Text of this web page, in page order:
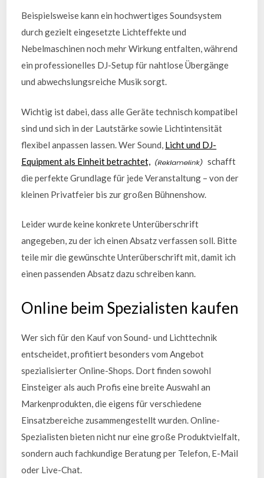
Beispielsweise kann ein hochwertiges Soundsystem
durch gezielt eingesetzte Lichteffekte und
Nebelmaschinen noch mehr Wirkung entfalten, während
ein professionelles DJ-Setup für nahtlose Übergänge
und abwechslungsreiche Musik sorgt.
Wichtig ist dabei, dass alle Geräte technisch kompatibel
sind und sich in der Lautstärke sowie Lichtintensität
flexibel anpassen lassen. Wer Sound, Licht und DJ-
Equipment als Einheit betrachtet,
schafft
die perfekte Grundlage für jede Veranstaltung – von der
kleinen Privatfeier bis zur großen Bühnenshow.
Leider wurde keine konkrete Unterüberschrift
angegeben, zu der ich einen Absatz verfassen soll. Bitte
teile mir die gewünschte Unterüberschrift mit, damit ich
einen passenden Absatz dazu schreiben kann.
Online beim Spezialisten kaufen
Wer sich für den Kauf von Sound- und Lichttechnik
entscheidet, profitiert besonders vom Angebot
spezialisierter Online-Shops. Dort finden sowohl
Einsteiger als auch Profis eine breite Auswahl an
Markenprodukten, die eigens für verschiedene
Einsatzbereiche zusammengestellt wurden. Online-
Spezialisten bieten nicht nur eine große Produktvielfalt,
sondern auch fachkundige Beratung per Telefon, E-Mail
oder Live-Chat.